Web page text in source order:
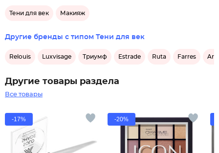
Тени для век Макияж
Другие бренды с типом Тени для век
Relouis Luxvisage Триумф Estrade Ruta Farres
Другие товары раздела
Все товары
-17% -20%